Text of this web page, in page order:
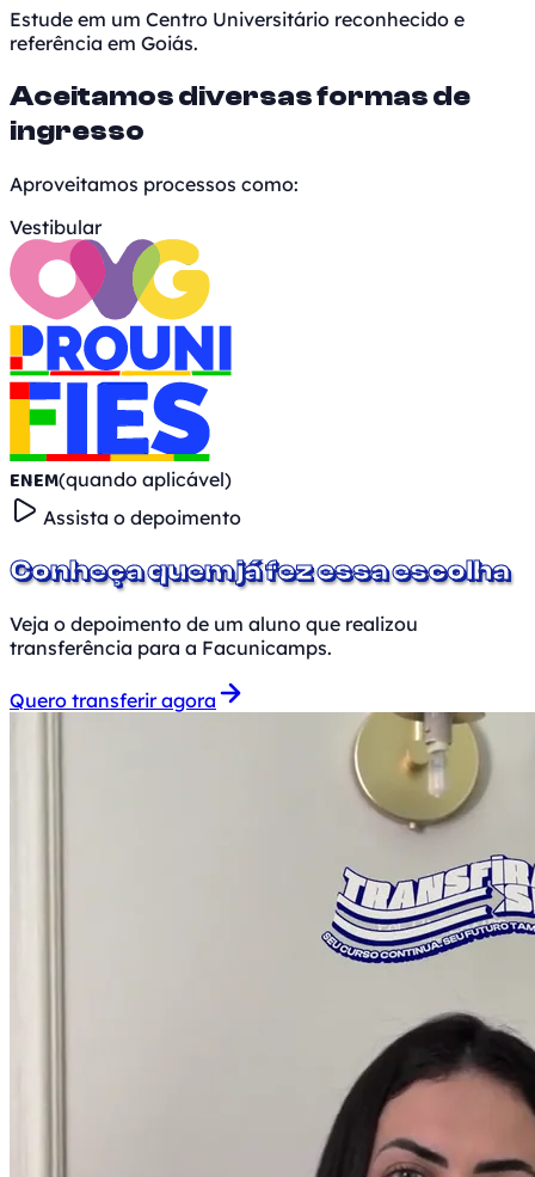
Estude em um Centro Universitário reconhecido e
referência em Goiás.
Aceitamos diversas formas de
ingresso
Aproveitamos processos como:
Vestibular
ENEM(quando aplicável)
Assista o depoimento
Conheça quem já fez essa escolha
Veja o depoimento de um aluno que realizou
transferência para a Facunicamps.
Quero transferir agora